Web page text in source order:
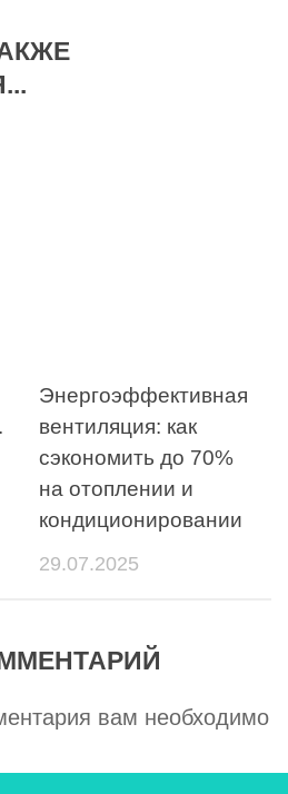
Энергоэффективная
вентиляция: как
сэкономить до 70%
на отоплении и
кондиционировании
29.07.2025
вам необходимо